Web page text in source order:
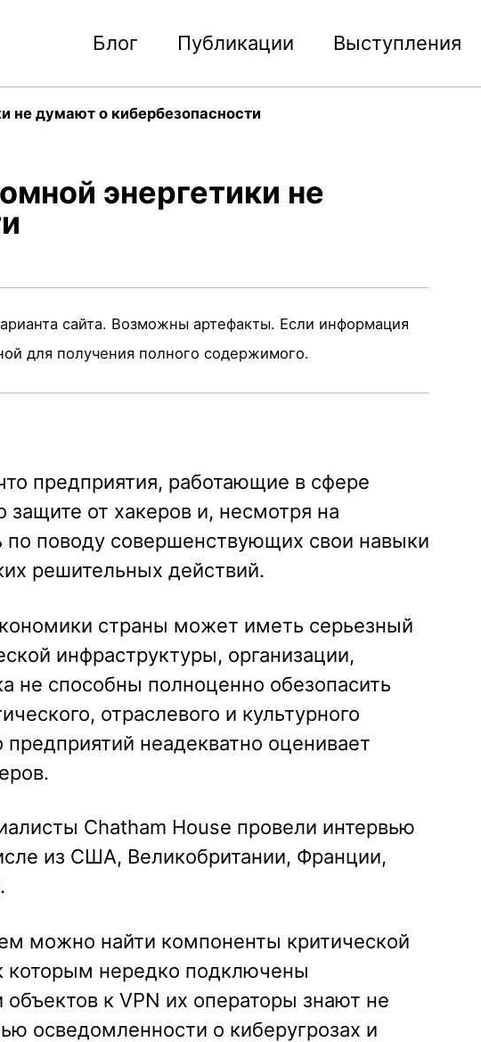
Блог Публикации Выступления
не думают о кибербезопасности
энергетики не
сайта. Возможны артефакты. Если информация
для получения полного содержимого.
предприятия, работающие в сфере
от хакеров и, несмотря на
поводу совершенствующих свои навыки
решительных действий.
страны может иметь серьезный
инфраструктуры, организации,
не способны полноценно обезопасить
отраслевого и культурного
неадекватно оценивает
Chatham House провели интервью
из США, Великобритании, Франции,
можно найти компоненты критической
которым нередко подключены
к VPN их операторы знают не
осведомленности о киберугрозах и